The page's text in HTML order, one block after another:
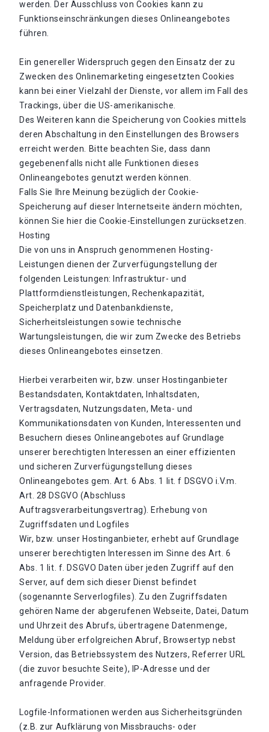
werden. Der Ausschluss von Cookies kann zu
Funktionseinschränkungen dieses Onlineangebotes
führen.
Ein genereller Widerspruch gegen den Einsatz der zu
Zwecken des Onlinemarketing eingesetzten Cookies
kann bei einer Vielzahl der Dienste, vor allem im Fall des
Trackings, über die US-amerikanische.
Des Weiteren kann die Speicherung von Cookies mittels
deren Abschaltung in den Einstellungen des Browsers
erreicht werden. Bitte beachten Sie, dass dann
gegebenenfalls nicht alle Funktionen dieses
Onlineangebotes genutzt werden können.
Falls Sie Ihre Meinung bezüglich der Cookie-
Speicherung auf dieser Internetseite ändern möchten,
können Sie hier die Cookie-Einstellungen zurücksetzen.
Hosting
Die von uns in Anspruch genommenen Hosting-
Leistungen dienen der Zurverfügungstellung der
folgenden Leistungen: Infrastruktur- und
Plattformdienstleistungen, Rechenkapazität,
Speicherplatz und Datenbankdienste,
Sicherheitsleistungen sowie technische
Wartungsleistungen, die wir zum Zwecke des Betriebs
dieses Onlineangebotes einsetzen.
Hierbei verarbeiten wir, bzw. unser Hostinganbieter
Bestandsdaten, Kontaktdaten, Inhaltsdaten,
Vertragsdaten, Nutzungsdaten, Meta- und
Kommunikationsdaten von Kunden, Interessenten und
Besuchern dieses Onlineangebotes auf Grundlage
unserer berechtigten Interessen an einer effizienten
und sicheren Zurverfügungstellung dieses
Onlineangebotes gem. Art. 6 Abs. 1 lit. f DSGVO i.V.m.
Art. 28 DSGVO (Abschluss
Auftragsverarbeitungsvertrag). Erhebung von
Zugriffsdaten und Logfiles
Wir, bzw. unser Hostinganbieter, erhebt auf Grundlage
unserer berechtigten Interessen im Sinne des Art. 6
Abs. 1 lit. f. DSGVO Daten über jeden Zugriff auf den
Server, auf dem sich dieser Dienst befindet
(sogenannte Serverlogfiles). Zu den Zugriffsdaten
gehören Name der abgerufenen Webseite, Datei, Datum
und Uhrzeit des Abrufs, übertragene Datenmenge,
Meldung über erfolgreichen Abruf, Browsertyp nebst
Version, das Betriebssystem des Nutzers, Referrer URL
(die zuvor besuchte Seite), IP-Adresse und der
anfragende Provider.
Logfile-Informationen werden aus Sicherheitsgründen
(z.B. zur Aufklärung von Missbrauchs- oder